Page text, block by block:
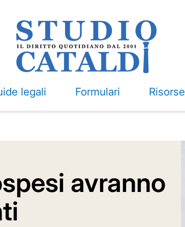
legali Formulari Risorse
avranno